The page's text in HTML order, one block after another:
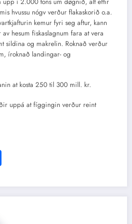
hvussu nógv verður flakaskorið o.a.
kemur fyri seg aftur, kann
hesum fiskaslagnum fara at vera
sildina og makrelin. Roknað verður
íroknað landingar- og
at kosta 250 til 300 mill. kr.
uppá at fíggingin verður reint